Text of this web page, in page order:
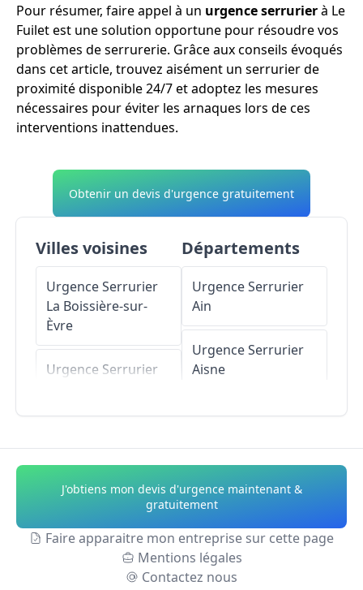
Pour résumer, faire appel à un urgence serrurierà Le
Fuilet est une solution opportune pour résoudre vos
problèmes de serrurerie. Grâce aux conseils évoqués
dans cet article, trouvez aisément un serrurier de
proximité disponible 24/7 et adoptez les mesures
nécessaires pour éviter les arnaques lors de ces
interventions inattendues.
Obtenir un devis d'urgence gratuitement
Villes voisines
Urgence Serrurier
La Boissière-sur-
Èvre
Urgence Serrurier
Urgence Serrurier
Autels
Urgence Serrurier
Départements
Urgence Serrurier
Ain
Urgence Serrurier
Aisne
Urgence Serrurier
Alpes-de-Haute-
Urgence Serrurier
Hautes-Alpes
J'obtiens mon devis d'urgence maintenant &
gratuitement
Faire apparaitre mon entreprise sur cette page
Mentions légales
Contactez nous